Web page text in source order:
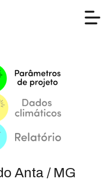
Anta / MG